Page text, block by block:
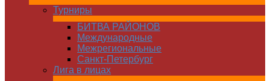
Турниры
БИТВА РАЙОНОВ
Международные
Межрегиональные
Санкт-Петербург
Лига в лицах